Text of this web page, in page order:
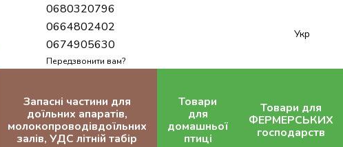
0680320796
0664802402
0674905630
Передзвонити вам?
Укр
Запасні частини для
доїльних апаратів,
молокопроводівдоїльних
залів, УДС літній табір
Товари
для
домашньої
птиці
Товари для
ФЕРМЕРСЬКИХ
господарств